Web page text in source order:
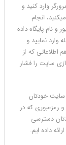
وارد کنید و
سپس تنظیمات را طبق توضیحاتی که مشاهده می‎کنید، انجام
و نام پایگاه داده
وارد نمایید و
که از
سایت را فشار
سایت خودتان
رمزعبوری که در
دسترسی
داده ایم.